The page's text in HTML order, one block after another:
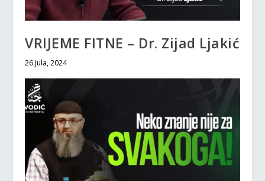
VRIJEME FITNE – Dr. Zijad Ljakić
26 Jula, 2024